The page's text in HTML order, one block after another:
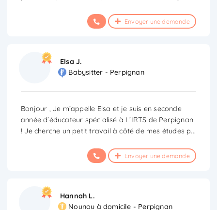
Envoyer une demande
Elsa J.
Babysitter - Perpignan
Bonjour , Je m’appelle Elsa et je suis en seconde
année d’éducateur spécialisé à L’IRTS de Perpignan
! Je cherche un petit travail à côté de mes études p...
Envoyer une demande
Hannah L.
Nounou à domicile - Perpignan